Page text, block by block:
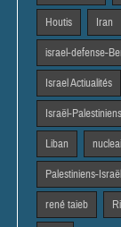
Houtis Iran
israel-defense-
Israel Actiualités
Israël-
Liban
Palestiniens-
rené taieb